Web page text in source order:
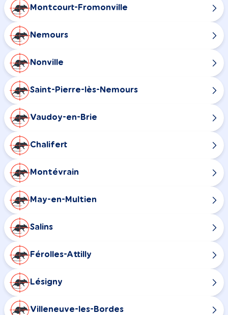
Montcourt-Fromonville
Nemours
Nonville
Saint-Pierre-lès-Nemours
Vaudoy-en-Brie
Chalifert
Montévrain
May-en-Multien
Salins
Férolles-Attilly
Lésigny
Villeneuve-les-Bordes